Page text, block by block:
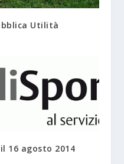
Utilità
16 agosto 2014